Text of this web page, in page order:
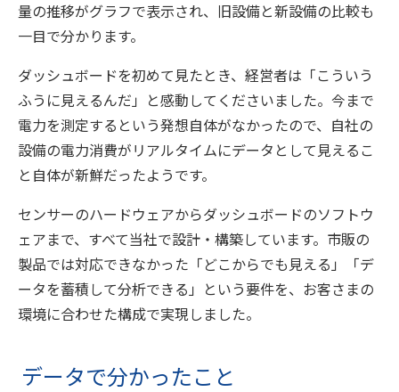
量の推移がグラフで表示され、旧設備と新設備の比較も
一目で分かります。
ダッシュボードを初めて見たとき、経営者は「こういう
ふうに見えるんだ」と感動してくださいました。今まで
電力を測定するという発想自体がなかったので、自社の
設備の電力消費がリアルタイムにデータとして見えるこ
と自体が新鮮だったようです。
センサーのハードウェアからダッシュボードのソフトウ
ェアまで、すべて当社で設計・構築しています。市販の
製品では対応できなかった「どこからでも見える」「デ
ータを蓄積して分析できる」という要件を、お客さまの
環境に合わせた構成で実現しました。
データで分かったこと